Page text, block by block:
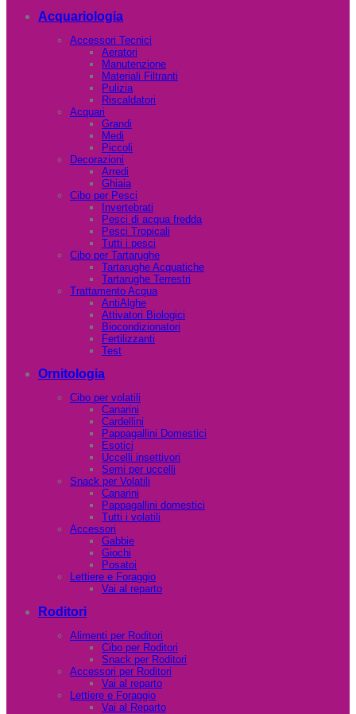
Acquariologia
Accessori Tecnici
Aeratori
Manutenzione
Materiali Filtranti
Pulizia
Riscaldatori
Acquari
Grandi
Medi
Piccoli
Decorazioni
Arredi
Ghiaia
Cibo per Pesci
Invertebrati
Pesci di acqua fredda
Pesci Tropicali
Tutti i pesci
Cibo per Tartarughe
Tartarughe Acquatiche
Tartarughe Terrestri
Trattamento Acqua
AntiAlghe
Attivatori Biologici
Biocondizionatori
Fertilizzanti
Test
Ornitologia
Cibo per volatili
Canarini
Cardellini
Pappagallini Domestici
Esotici
Uccelli insettivori
Semi per uccelli
Snack per Volatili
Canarini
Pappagallini domestici
Tutti i volatili
Accessori
Gabbie
Giochi
Posatoi
Lettiere e Foraggio
Vai al reparto
Roditori
Alimenti per Roditori
Cibo per Roditori
Snack per Roditori
Accessori per Roditori
Vai al reparto
Lettiere e Foraggio
Vai al Reparto